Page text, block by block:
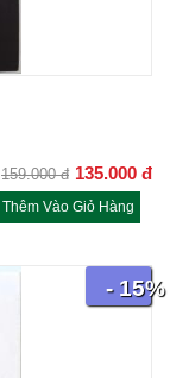
159.000 đ 135.000 đ
Thêm Vào Giỏ Hàng
- 15%